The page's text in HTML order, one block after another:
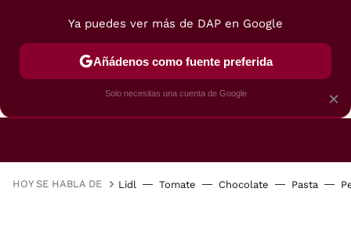
FREIDORAS DE AIRE GUÍAS DE
HOY SE HABLA DE Lidl Tomate Chocolate Pasta
×
Ya puedes ver más de DAP en Google
Añádenos como fuente preferida
Solo necesitas una cuenta de Google